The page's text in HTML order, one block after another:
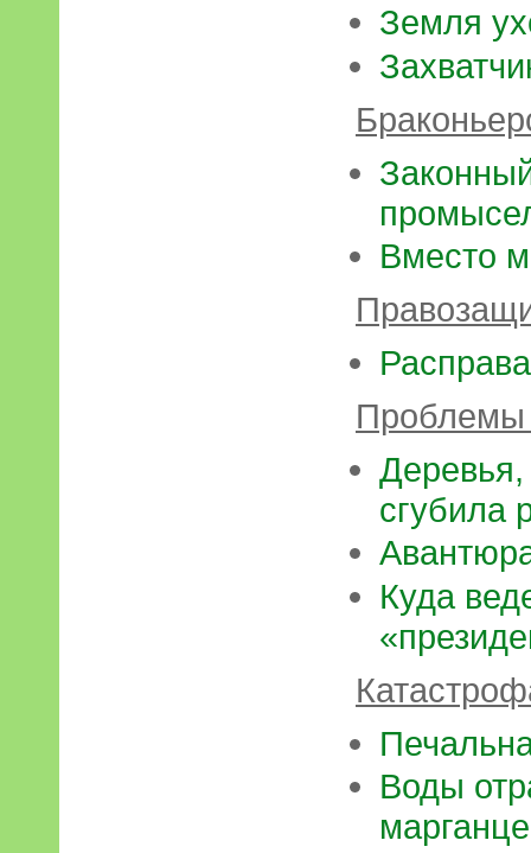
Земля
Вместо
Проблемы
сгубила
Куда
Воды